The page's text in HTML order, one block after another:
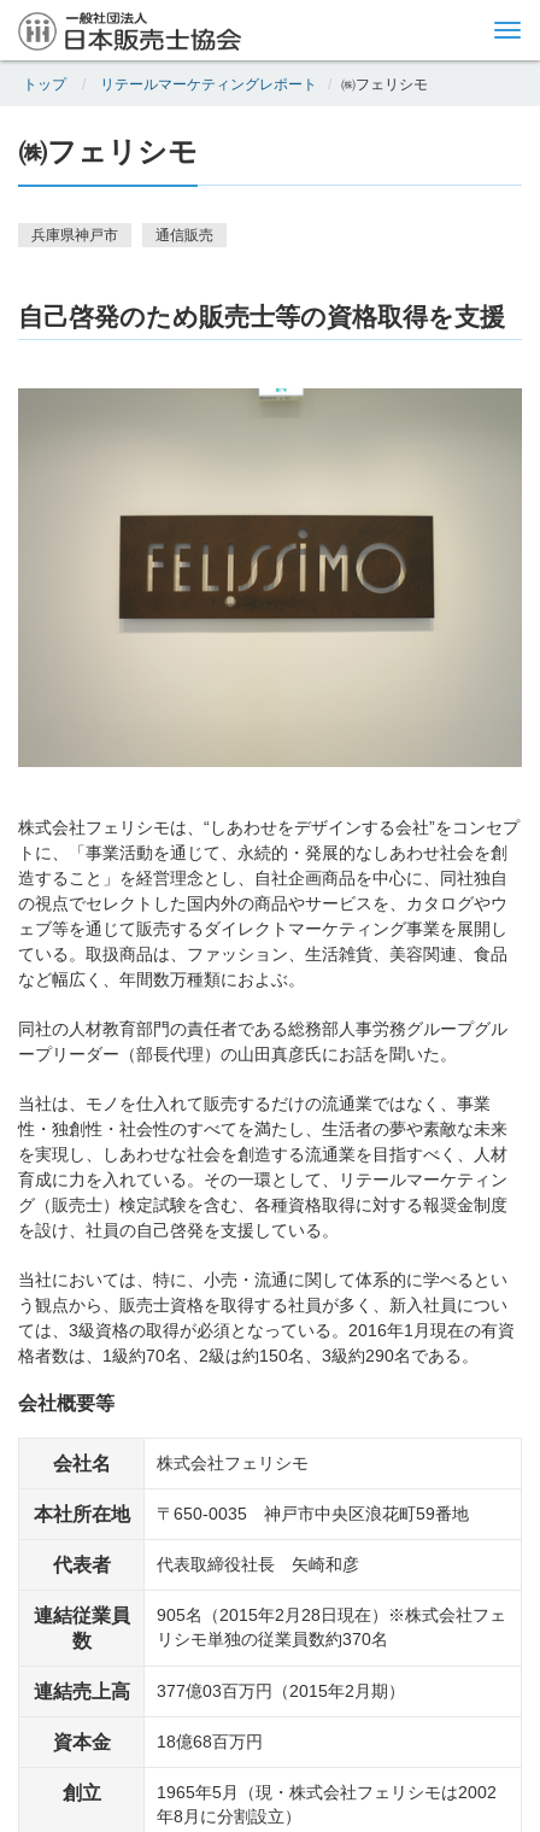
トップ リテールマーケティングレポート ㈱フェリシモ
㈱フェリシモ
兵庫県神戸市 通信販売
自己啓発のため販売士等の資格取得を支援
株式会社フェリシモは、“しあわせをデザインする会社”をコンセプ
トに、「事業活動を通じて、永続的・発展的なしあわせ社会を創
造すること」を経営理念とし、自社企画商品を中心に、同社独自
の視点でセレクトした国内外の商品やサービスを、カタログやウ
ェブ等を通じて販売するダイレクトマーケティング事業を展開し
ている。取扱商品は、ファッション、生活雑貨、美容関連、食品
など幅広く、年間数万種類におよぶ。
同社の人材教育部門の責任者である総務部人事労務グループグル
ープリーダー（部長代理）の山田真彦氏にお話を聞いた。
当社は、モノを仕入れて販売するだけの流通業ではなく、事業
性・独創性・社会性のすべてを満たし、生活者の夢や素敵な未来
を実現し、しあわせな社会を創造する流通業を目指すべく、人材
育成に力を入れている。その一環として、リテールマーケティン
グ（販売士）検定試験を含む、各種資格取得に対する報奨金制度
を設け、社員の自己啓発を支援している。
当社においては、特に、小売・流通に関して体系的に学べるとい
う観点から、販売士資格を取得する社員が多く、新入社員につい
ては、3級資格の取得が必須となっている。2016年1月現在の有資
格者数は、1級約70名、2級は約150名、3級約290名である。
会社概要等
会社名 株式会社フェリシモ
本社所在地 〒650-0035 神戸市中央区浪花町59番地
代表者 代表取締役社長 矢崎和彦
連結従業員
数
905名（2015年2月28日現在）※株式会社フェ
リシモ単独の従業員数約370名
連結売上高 377億03百万円（2015年2月期）
資本金 18億68百万円
創立
1965年5月（現・株式会社フェリシモは2002
年8月に分割設立）